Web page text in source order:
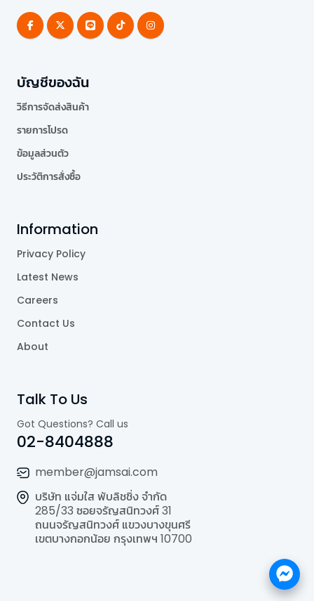
บัญชีของฉัน
วิธีการจัดส่งสินค้า
รายการโปรด
ข้อมูลส่วนตัว
ประวัติการสั่งซื้อ
Information
Privacy Policy
Latest News
Careers
Contact Us
About
Talk To Us
Got Questions? Call us
02-8404888
member@jamsai.com
บริษัท แจ่มใส พับลิชชิ่ง จำกัด
285/33 ซอยจรัญสนิทวงศ์ 31
ถนนจรัญสนิทวงศ์ แขวงบางขุนศรี
เขตบางกอกน้อย กรุงเทพฯ 10700